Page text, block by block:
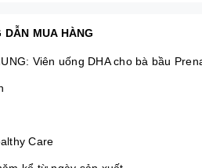
DẪN MUA HÀNG
Viên uống DHA cho bà bầu
Care